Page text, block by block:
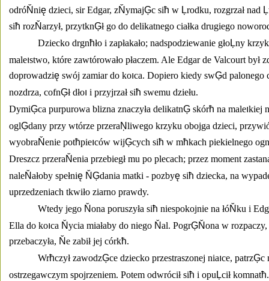
odróŇnię dzieci, sir Edgar, zŇymajĢc siħ w Ļrodku, rozgrzał nad Ļ
siħ rozŇarzył, przytknĢł go do delikatnego ciałka drugiego
Dziecko drgnħło i zapłakało; nadspodziewanie głoĻny
maleıstwo, które zawtórowało płaczem. Ale Edgar de Valcourt był
doprowadzię swój zamiar do koıca. Dopiero kiedy swĢd palonego
nozdrza, cofnĢł dłoı i przyjrzał siħ swemu dziełu.
DymiĢca purpurowa blizna znaczyła delikatnĢ skórħ na maleıkiej
oglĢdany przy wtórze przeraŅliwego krzyku obojga dzieci,
wyobraŇenie potħpieıców wijĢcych siħ w mħkach piekielnego
Dreszcz przeraŇenia przebiegł mu po plecach; przez moment
naleŇałoby spełnię ŇĢdania matki - pozbyę siħ dziecka, na
uprzedzeniach tkwiło ziarno prawdy.
Wtedy jego Ňona poruszyła siħ niespokojnie na łóŇku i
Ella do koıca Ňycia miałaby do niego Ňal. PogrĢŇona w
przebaczyła, Ňe zabił jej córkħ.
Wrħczył zawodzĢce dziecko przestraszonej niaıce, patrzĢc
ostrzegawczym spojrzeniem. Potem odwrócił siħ i opu Ļcił komnatħ